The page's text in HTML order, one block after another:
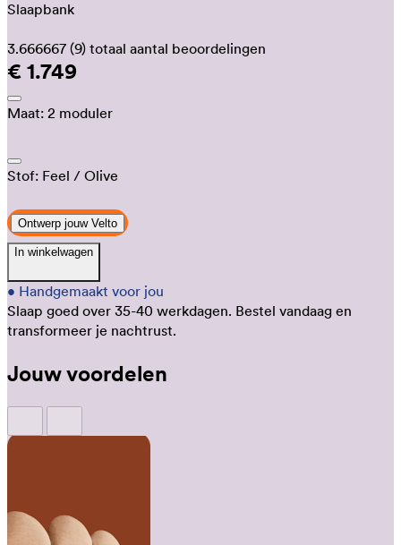
Slaapbank
3.666667 (9) totaal aantal beoordelingen
€ 1.749
Maat: 2 moduler
Stof: Feel / Olive
Ontwerp jouw Velto
In winkelwagen
• Handgemaakt voor jou
Slaap goed over 35-40 werkdagen. Bestel vandaag en
transformeer je nachtrust.
Jouw voordelen